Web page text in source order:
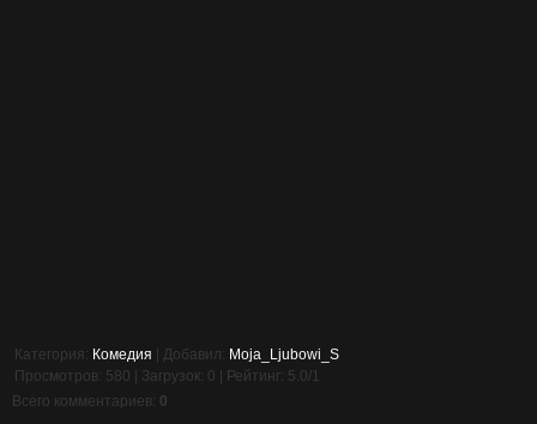
Категория : Комедия Добавил: Moja_Ljubowi_S
Просмотров: 580 Загрузок: 0 Рейтинг: 5.0/1
Всего комментариев: 0